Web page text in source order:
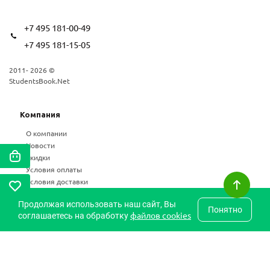
+7 495 181-00-49
+7 495 181-15-05
2011- 2026 ©
StudentsBook.Net
Компания
О компании
Новости
Скидки
Условия оплаты
Условия доставки
Статьи
Частые вопросы
Карта сайта
Продолжая использовать наш сайт, Вы
соглашаетесь на обработкуфайлов cookies Понятно